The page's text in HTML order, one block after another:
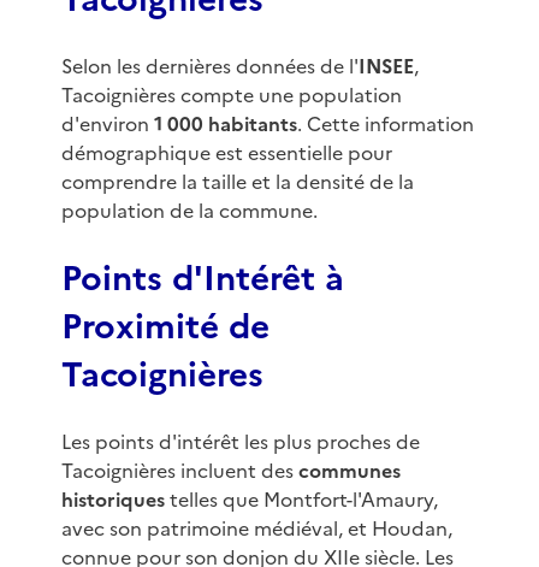
Selon les dernières données de l'INSEE,
Tacoignières compte une population
d'environ 1 000 habitants. Cette information
démographique est essentielle pour
comprendre la taille et la densité de la
population de la commune.
Points d'Intérêt à
Proximité de
Tacoignières
Les points d'intérêt les plus proches de
Tacoignières incluent descommunes
historiquestelles que Montfort-l'Amaury,
avec son patrimoine médiéval, et Houdan,
connue pour son donjon du XIIe siècle. Les